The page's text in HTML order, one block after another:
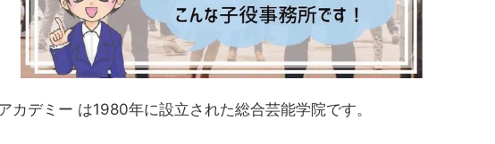
カデミー は1980年に設立された総合芸能学院です。